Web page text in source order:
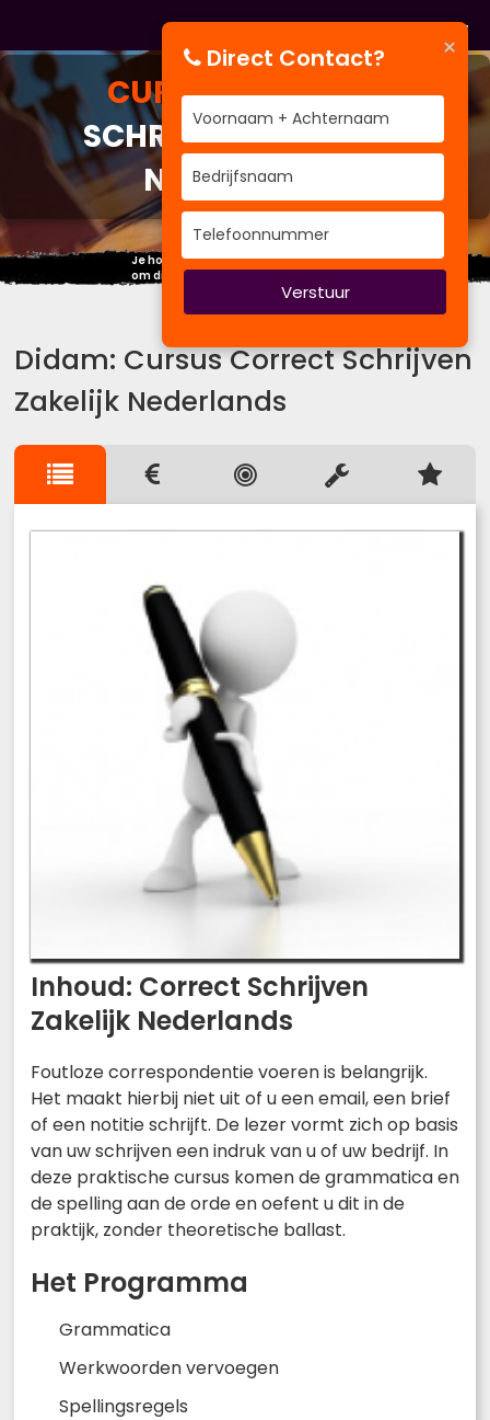
CURSUSCORRECT
SCHRIJVEN ZAKELIJK
NEDERLANDS
Je hoeft geen ander mens te worden,
om dingen eens anders aan te pakken.
Didam: Cursus Correct Schrijven
Zakelijk Nederlands
Inhoud: Correct Schrijven
Zakelijk Nederlands
Foutloze correspondentie voeren is belangrijk.
Het maakt hierbij niet uit of u een email, een brief
of een notitie schrijft. De lezer vormt zich op basis
van uw schrijven een indruk van u of uw bedrijf. In
deze praktische cursus komen de grammatica en
de spelling aan de orde en oefent u dit in de
praktijk, zonder theoretische ballast.
Het Programma
Grammatica
Werkwoorden vervoegen
Spellingsregels
×
Direct Contact?
Verstuur